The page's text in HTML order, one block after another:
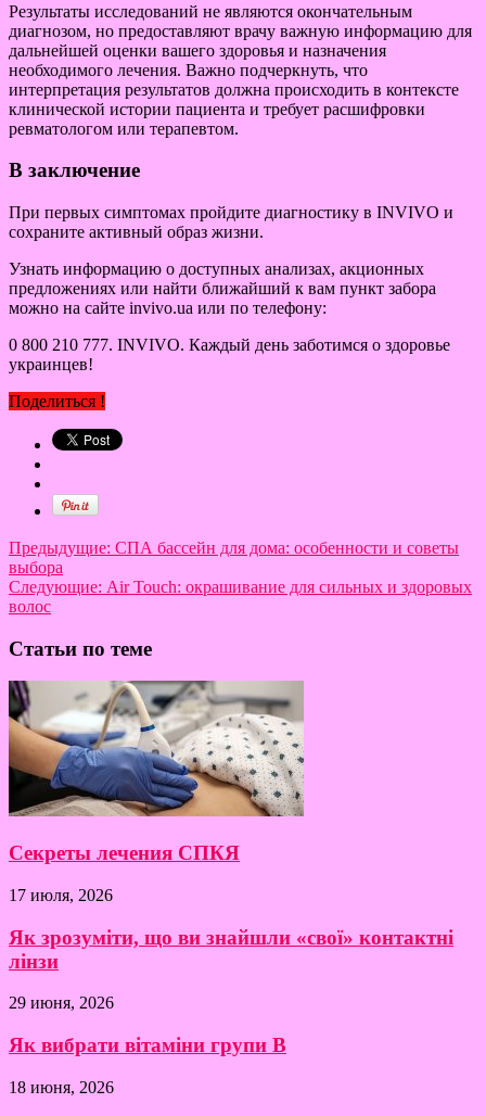
Результаты исследований не являются окончательным
диагнозом, но предоставляют врачу важную информацию для
дальнейшей оценки вашего здоровья и назначения
необходимого лечения. Важно подчеркнуть, что
интерпретация результатов должна происходить в контексте
клинической истории пациента и требует расшифровки
ревматологом или терапевтом.
В заключение
При первых симптомах пройдите диагностику в INVIVO и
сохраните активный образ жизни.
Узнать информацию о доступных анализах, акционных
предложениях или найти ближайший к вам пункт забора
можно на сайте invivo.ua или по телефону:
0 800 210 777. INVIVO. Каждый день заботимся о здоровье
украинцев!
Поделиться !
Предыдущие: СПА бассейн для дома: особенности и советы
выбора
Следующие: Air Touch: окрашивание для сильных и здоровых
волос
Статьи по теме
Секреты лечения СПКЯ
17 июля, 2026
Як зрозуміти, що ви знайшли «свої» контактні
лінзи
29 июня, 2026
Як вибрати вітаміни групи B
18 июня, 2026